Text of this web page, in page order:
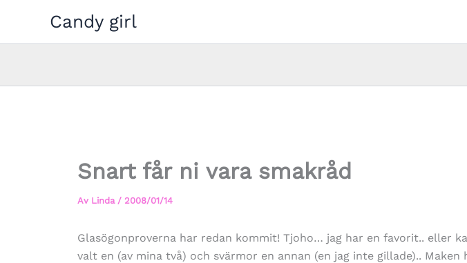
innehåll
Candy girl
Snart får ni vara smakråd
Av Linda / 2008/01/14
Glasögonproverna har redan kommit! Tjoho… jag har en favorit.. eller
valt en (av mina två) och svärmor en annan (en jag inte gillade)..